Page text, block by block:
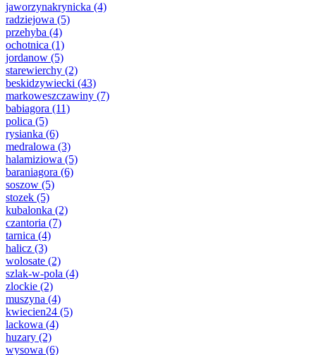
jaworzynakrynicka (4)
radziejowa (5)
przehyba (4)
ochotnica (1)
jordanow (5)
starewierchy (2)
beskidzywiecki (43)
markoweszczawiny (7)
babiagora (11)
polica (5)
rysianka (6)
medralowa (3)
halamiziowa (5)
baraniagora (6)
soszow (5)
stozek (5)
kubalonka (2)
czantoria (7)
tarnica (4)
halicz (3)
wolosate (2)
szlak-w-pola (4)
zlockie (2)
muszyna (4)
kwiecien24 (5)
lackowa (4)
huzary (2)
wysowa (6)